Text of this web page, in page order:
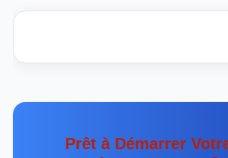
Prêt à Démarrer